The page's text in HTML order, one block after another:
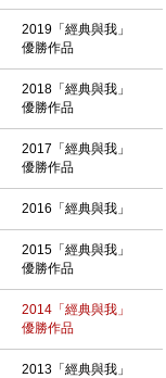
2019「經典與我」
優勝作品
2018「經典與我」
優勝作品
2017「經典與我」
優勝作品
2016「經典與我」
2015「經典與我」
優勝作品
2014「經典與我」
優勝作品
2013「經典與我」